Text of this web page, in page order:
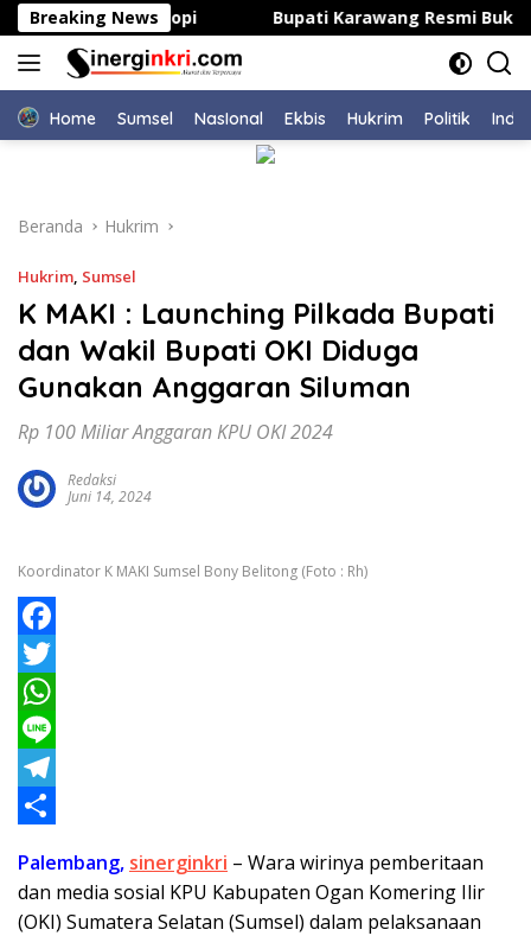
Langsung
ke
konten
Breaking News
di Bahodopi Bupati Karawang Resmi Buka
Home Sumsel NasIonal Ekbis Hukrim Politik
Beranda Hukrim
Hukrim, Sumsel
K MAKI : Launching Pilkada Bupati
dan Wakil Bupati OKI Diduga
Gunakan Anggaran Siluman
Rp 100 Miliar Anggaran KPU OKI 2024
Redaksi
Juni 14, 2024
Koordinator K MAKI Sumsel Bony Belitong (Foto : Rh)
F
a
c
e
b
o
k
T
w
e
r
W
h
a
s
A
L
e
T
e
h
a
Palembang, sinerginkri – Wara wirinya pemberitaan
dan media sosial KPU Kabupaten Ogan Komering Ilir
(OKI) Sumatera Selatan (Sumsel) dalam pelaksanaan